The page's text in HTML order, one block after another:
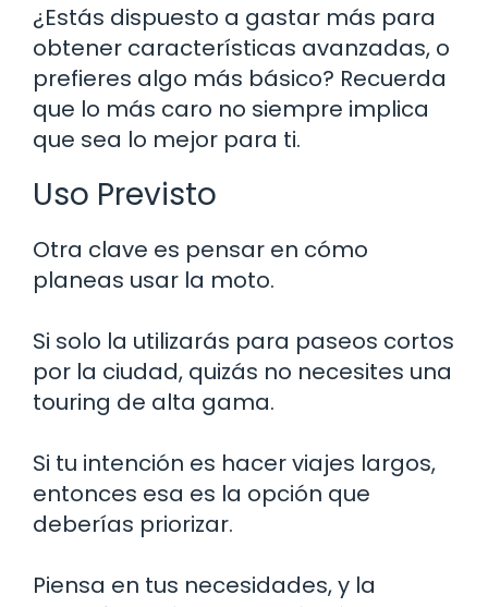
¿Estás dispuesto a gastar más para
obtener características avanzadas, o
prefieres algo más básico? Recuerda
que lo más caro no siempre implica
que sea lo mejor para ti.
Uso Previsto
Otra clave es pensar en cómo
planeas usar la moto.
Si solo la utilizarás para paseos cortos
por la ciudad, quizás no necesites una
touring de alta gama.
Si tu intención es hacer viajes largos,
entonces esa es la opción que
deberías priorizar.
Piensa en tus necesidades, y la